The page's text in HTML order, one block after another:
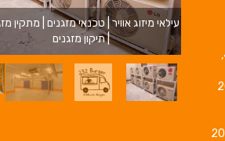
עילאי מיזוג אוויר | טכנאי מזגנים | מתקין
| תיקון מזגנים
אוגוסט 4,